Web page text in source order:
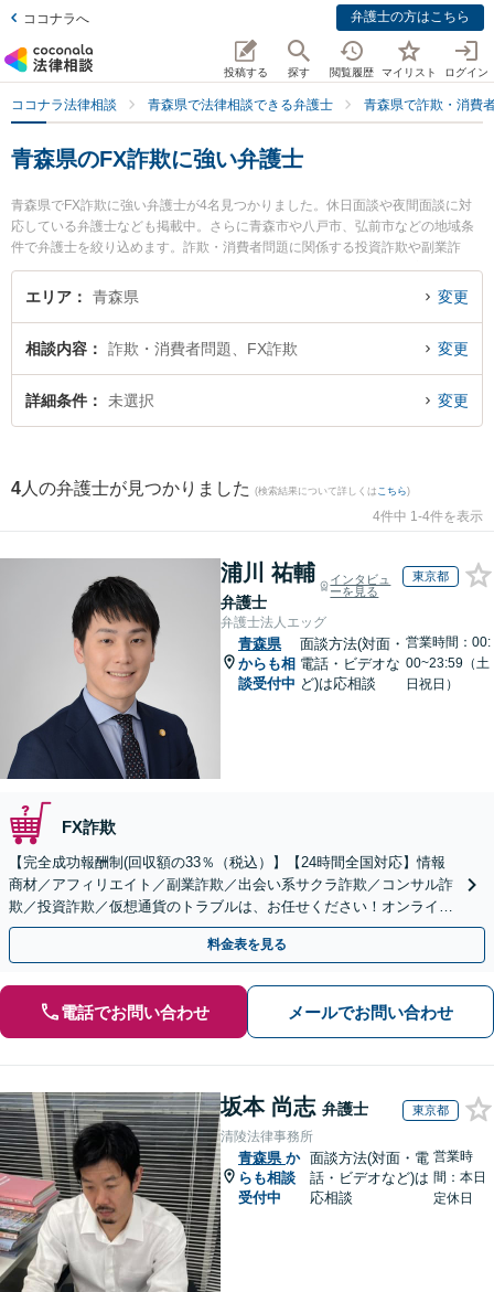
ココナラへ 弁護士の方はこちら
投稿する 探す 閲覧履歴 マイリスト ログイン
ココナラ法律相談 青森県で法律相談できる弁護士 青森県で詐欺・消費
青森県のFX詐欺に強い弁護士
青森県でFX詐欺に強い弁護士が4名見つかりました。休日面談や夜間面談に対
応している弁護士なども掲載中。さらに青森市や八戸市、弘前市などの地域条
件で弁護士を絞り込めます。詐欺・消費者問題に関係する投資詐欺や副業詐
欺、FX詐欺等の細かな分野での絞り込み検索もでき便利です。特に安藤法律事
務所の安藤 祥吾弁護士や弁護士法人青森リーガルサービス 青森支店 青森シテ
間に発生したFX詐欺のトラブルを今すぐに弁護士に相談したい』『FX詐欺のト
ラブル解決の実績豊富な近くの弁護士を検索したい』『初回相談無料でFX詐欺
を法律相談できる青森県内の弁護士に相談予約したい』などでお困りの相談者
エリア 青森県 変更
相談内容 詐欺・消費者問題、FX詐欺 変更
詳細条件 未選択 変更
4 人の弁護士が見つかりました (検索結果について詳しくは こちら)
4件中 1-4件を表示
浦川 祐輔
弁護士
インタビュ
ーを見る
東京都
弁護士法人エッグ
青森県
からも相
談受付中
面談方法(対面・
電話・ビデオな
ど)は応相談
営業時間：00:
00~23:59（土
日祝日）
FX詐欺
【完全成功報酬制(回収額の33％（税込）】【24時間全国対応】情報
商材／アフィリエイト／副業詐欺／出会い系サクラ詐欺／コンサル詐
欺／投資詐欺／仮想通貨のトラブルは、お任せください！オンライン
のみで解決も可能！
料金表を見る
電話でお問い合わせ メールでお問い合わせ
坂本 尚志 弁護士 東京都
清陵法律事務所
青森県 か
らも相談
受付中
面談方法(対面・電
話・ビデオなど)は
応相談
営業時
間：本日
定休日